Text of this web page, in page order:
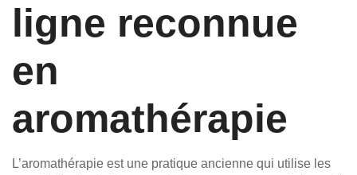
ligne reconnue
en
aromathérapie
L’aromathérapie est une pratique ancienne qui utilise les